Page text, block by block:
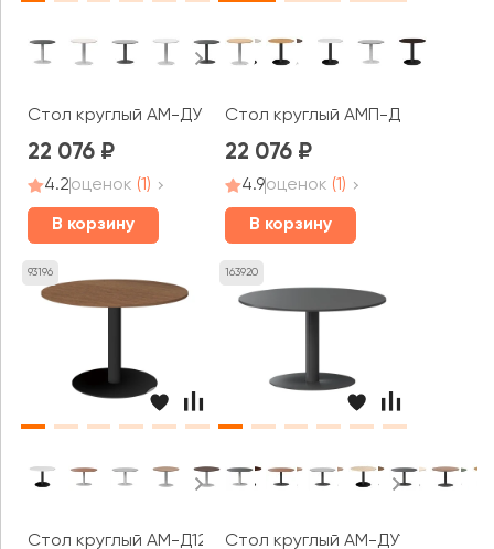
Стол круглый АМ-ДУ90 Арго-М
22 076
4.2оценок (1)
В корзину
Стол круглый АМП-Д90 Арго-М
22 076
4.9оценок (1)
В корзину
93196
Стол круглый АМ-Д120 Арго-М
163920
Стол круглый АМ-ДУ120 Арго-М